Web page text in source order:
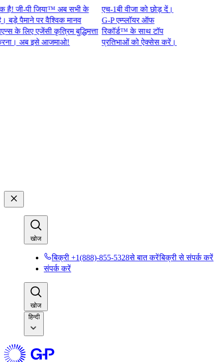
पी जिया™ अब सभी के
पर वैश्विक मानव
एजेंसी कृत्रिम बुद्धिमत्ता
अब इसे आजमाओ!​​
एच-1बी वीजा को छोड़ दें।
G-P एम्प्लॉयर ऑफ
रिकॉर्ड™ के साथ टॉप
प्रतिभाओं को ऐक्सेस करें।​​
खोज​​
बिक्री +1(888)-855-5328से बात करें​​बिक्री से संपर्क करें​​
संपर्क करें​​
खोज​​
हिन्दी